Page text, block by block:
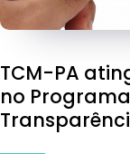
TCM-PA
no